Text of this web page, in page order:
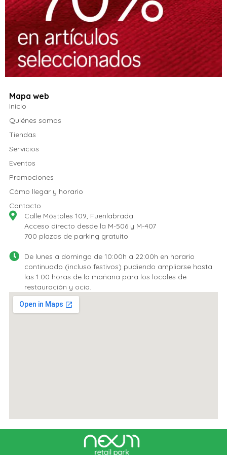
Mapa web
Inicio
Quiénes somos
Tiendas
Servicios
Eventos
Promociones
Cómo llegar y horario
Contacto
Calle Móstoles 109, Fuenlabrada.
Acceso directo desde la M-506 y M-407
700 plazas de parking gratuito
De lunes a domingo de 10:00h a 22:00h en horario
continuado (incluso festivos) pudiendo ampliarse hasta
las 1:00 horas de la mañana para los locales de
restauración y ocio.